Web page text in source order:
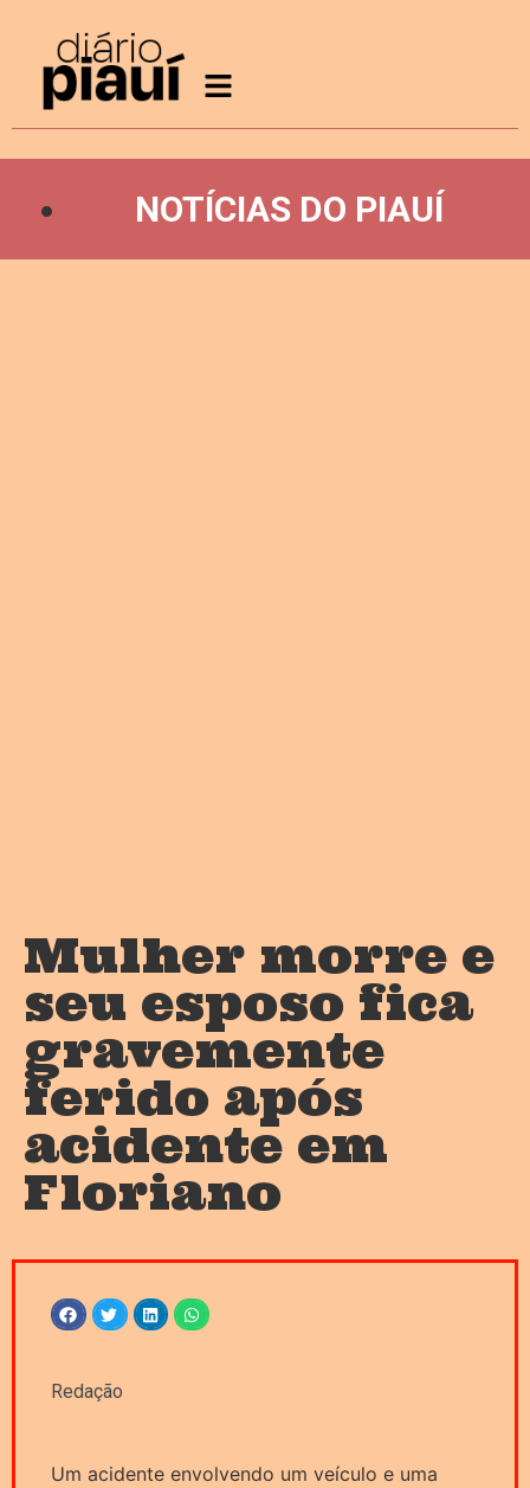
NOTÍCIAS DO PIAUÍ
Mulher morre e
seu esposo fica
gravemente
ferido após
acidente em
Floriano
Redação
Um acidente envolvendo um veículo e uma